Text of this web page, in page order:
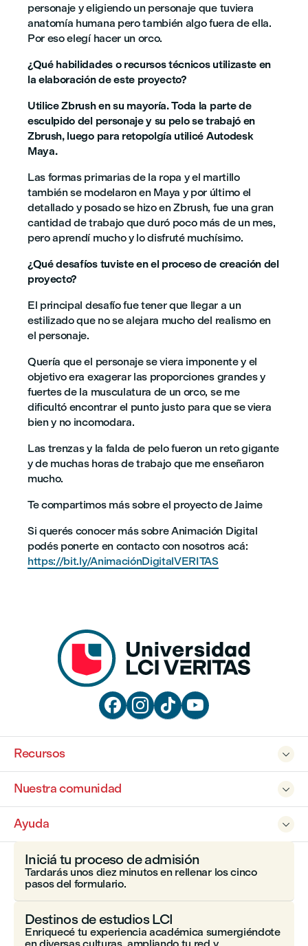
personaje y eligiendo un personaje que tuviera
anatomía humana pero también algo fuera de ella.
Por eso elegí hacer un orco.
¿Qué habilidades o recursos técnicos utilizaste en
la elaboración de este proyecto?
Utilice Zbrush en su mayoría. Toda la parte de
esculpido del personaje y su pelo se trabajó en
Zbrush, luego para retopolgía utilicé Autodesk
Maya.
Las formas primarias de la ropa y el martillo
también se modelaron en Maya y por último el
detallado y posado se hizo en Zbrush, fue una gran
cantidad de trabajo que duró poco más de un mes,
pero aprendí mucho y lo disfruté muchísimo.
¿Qué desafíos tuviste en el proceso de creación del
proyecto?
El principal desafío fue tener que llegar a un
estilizado que no se alejara mucho del realismo en
el personaje.
Quería que el personaje se viera imponente y el
objetivo era exagerar las proporciones grandes y
fuertes de la musculatura de un orco, se me
dificultó encontrar el punto justo para que se viera
bien y no incomodara.
Las trenzas y la falda de pelo fueron un reto gigante
y de muchas horas de trabajo que me enseñaron
mucho.
Te compartimos más sobre el proyecto de Jaime
Si querés conocer más sobre Animación Digital
podés ponerte en contacto con nosotros acá:
https://bit.ly/AnimaciónDigitalVERITAS
   

Recursos

Nuestra comunidad

Ayuda
Iniciá tu proceso de admisión
Tardarás unos diez minutos en rellenar los cinco
pasos del formulario.
Destinos de estudios LCI
Enriquecé tu experiencia académica sumergiéndote